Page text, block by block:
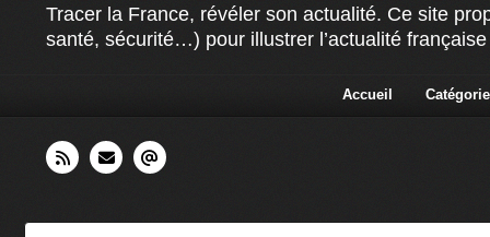
Tracer la France, révéler son actualité. Ce site
santé, sécurité…) pour illustrer l’actualité
Accueil